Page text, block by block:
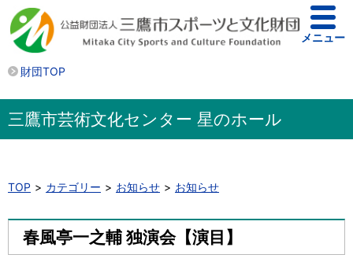
財団TOP
メニュー
三鷹市芸術文化センター 星のホール
TOP カテゴリー お知らせ お知らせ
春風亭一之輔 独演会【演目】